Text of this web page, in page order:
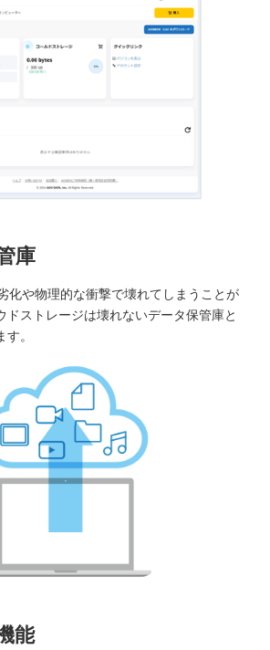
庫
化や物理的な衝撃で壊れてしまうことが
ドストレージは壊れないデータ保管庫と
。
能